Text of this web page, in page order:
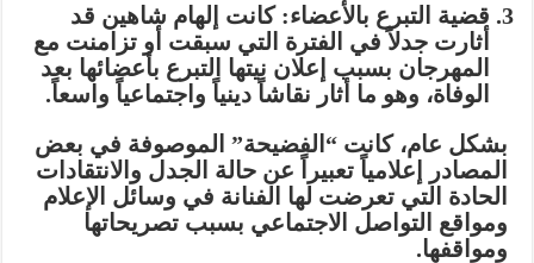
قضية التبرع بالأعضاء: كانت إلهام شاهين قد
أثارت جدلاً في الفترة التي سبقت أو تزامنت مع
المهرجان بسبب إعلان نيتها التبرع بأعضائها بعد
الوفاة، وهو ما أثار نقاشاً دينياً واجتماعياً واسعاً.
بشكل عام، كانت “الفضيحة” الموصوفة في بعض
المصادر إعلامياً تعبيراً عن حالة الجدل والانتقادات
الحادة التي تعرضت لها الفنانة في وسائل الإعلام
ومواقع التواصل الاجتماعي بسبب تصريحاتها
ومواقفها.